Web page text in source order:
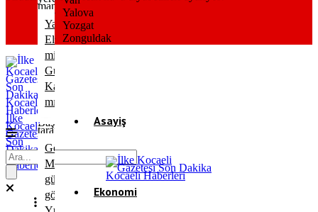
Yalova
Yozgat
Zonguldak
İlke
Kocaeli
Gazetesi
Son
Dakika
Kocaeli
Haberleri
Asayiş
Gündem
Ekonomi
Yardım
Eli
mi,
Güven
Kaybı
mı?
Gölcük’te
MHP’den
güç
gösterisi: